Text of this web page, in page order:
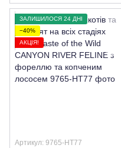
ЗАЛИШИЛОСЯ 24 ДНІ
−40%
АКЦІЯ!
Артикул: 9765-HT77